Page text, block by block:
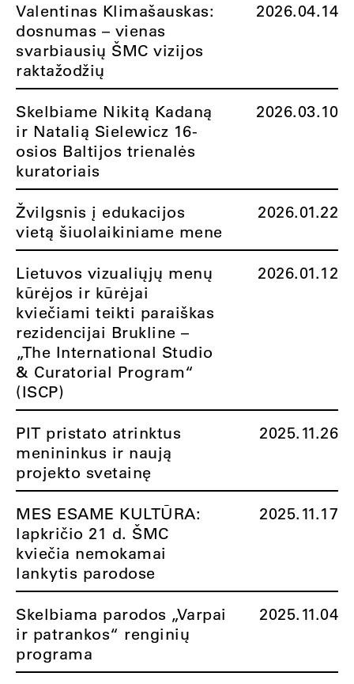
Valentinas Klimašauskas:
dosnumas – vienas
svarbiausių ŠMC vizijos
raktažodžių
2026.04.14
Skelbiame Nikitą Kadaną
ir Natalią Sielewicz 16-
osios Baltijos trienalės
kuratoriais
2026.03.10
Žvilgsnis į edukacijos
vietą šiuolaikiniame mene
2026.01.22
Lietuvos vizualiųjų menų
kūrėjos ir kūrėjai
kviečiami teikti paraiškas
rezidencijai Brukline –
„The International Studio
& Curatorial Program“
(ISCP)
2026.01.12
PIT pristato atrinktus
menininkus ir naują
projekto svetainę
2025.11.26
MES ESAME KULTŪRA:
lapkričio 21 d. ŠMC
kviečia nemokamai
lankytis parodose
2025.11.17
Skelbiama parodos „Varpai
ir patrankos“ renginių
programa
2025.11.04